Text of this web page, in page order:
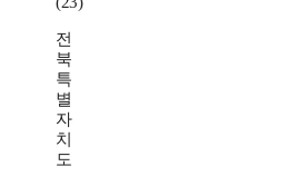
전
북
특
별
자
치
도